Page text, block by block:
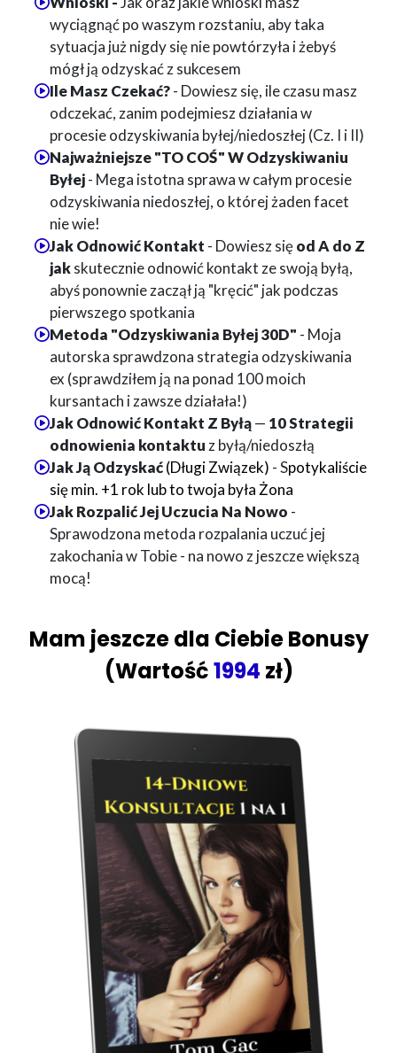
wyciągnąć po waszym rozstaniu, aby taka
sytuacja już nigdy się nie powtórzyła i żebyś
mógł ją odzyskać z sukcesem
Ile Masz Czekać?- Dowiesz się, ile czasu masz
odczekać, zanim podejmiesz działania w
procesie odzyskiwania byłej/niedoszłej(Cz. I i II)
Najważniejsze "TO COŚ" W Odzyskiwaniu
Byłej- Mega istotna sprawa w całym procesie
odzyskiwania niedoszłej, o której żaden facet
nie wie!
Jak Odnowić Kontakt - Dowiesz sięod A do Z
jakskutecznie odnowić kontakt ze swoją byłą,
abyś ponownie zaczął ją "kręcić" jak podczas
pierwszego spotkania
Metoda "Odzyskiwania Byłej 30D" - Moja
autorska sprawdzona strategia odzyskiwania
ex (sprawdziłem ją na ponad 100 moich
kursantach i zawsze działała!)
Jak Odnowić Kontakt Z Byłą— 10 Strategii
odnowienia kontaktuz byłą/niedoszłą
Jak Ją Odzyskać (Długi Związek) -Spotykaliście
się min. +1 rok lub to twoja była Żona
Jak Rozpalić Jej Uczucia Na Nowo -
Sprawodzona metoda rozpalania uczuć jej
zakochania w Tobie - na nowo z jeszcze większą
mocą!
Mam jeszcze dla CiebieBonusy
(Wartość1994 zł)